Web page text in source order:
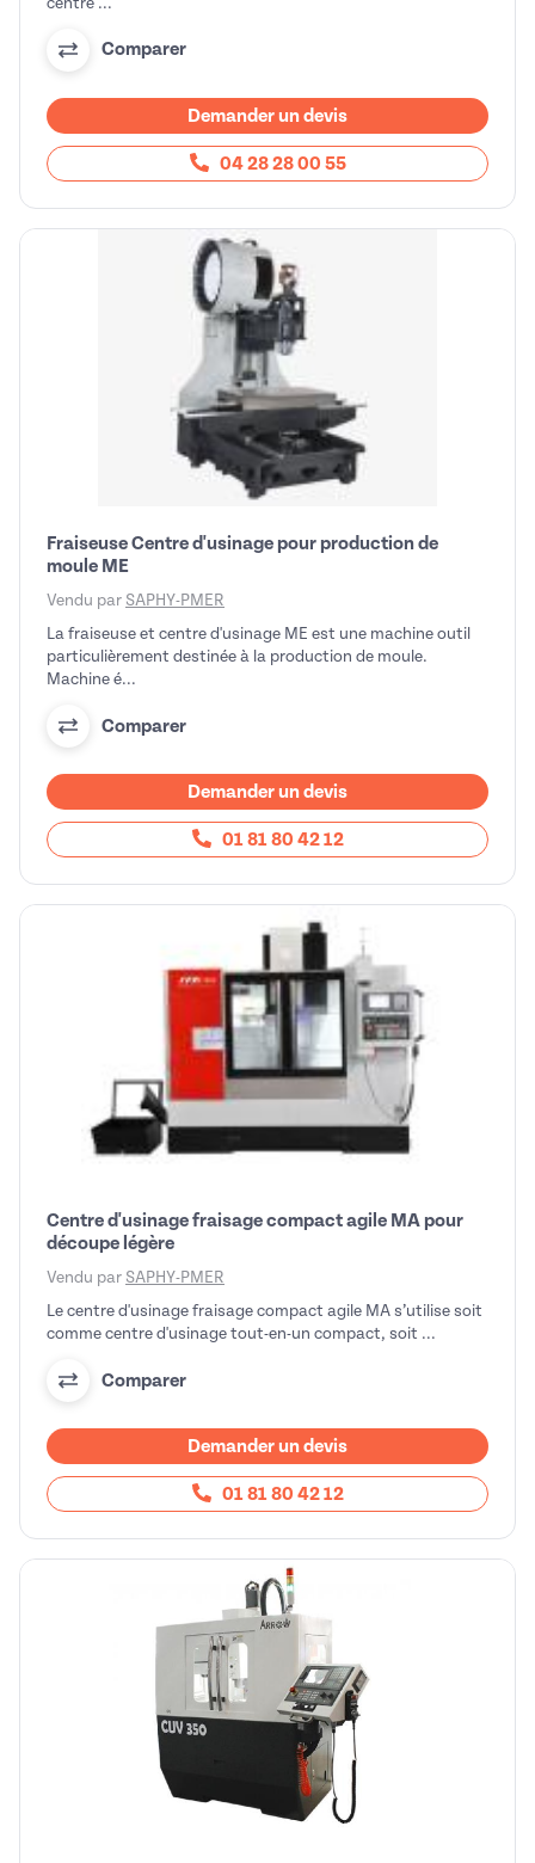
Comparer
Demander un devis
04 28 28 00 55
Fraiseuse Centre d'usinage pour production de
moule ME
Vendu par SAPHY-PMER
La fraiseuse et centre d'usinage ME est une machine outil
particulièrement destinée à la production de moule.
Machine é...
Comparer
Demander un devis
01 81 80 42 12
Centre d'usinage fraisage compact agile MA pour
découpe légère
Vendu par SAPHY-PMER
Le centre d'usinage fraisage compact agile MA s’utilise soit
comme centre d'usinage tout-en-un compact, soit ...
Comparer
Demander un devis
01 81 80 42 12